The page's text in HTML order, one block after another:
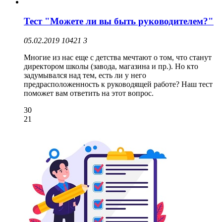
Тест "Можете ли вы быть руководителем?"
05.02.2019 10421 3
Многие из нас еще с детства мечтают о том, что станут
директором школы (завода, магазина и пр.). Но кто
задумывался над тем, есть ли у него
предрасположенность к руководящей работе? Наш тест
поможет вам ответить на этот вопрос.
30
21